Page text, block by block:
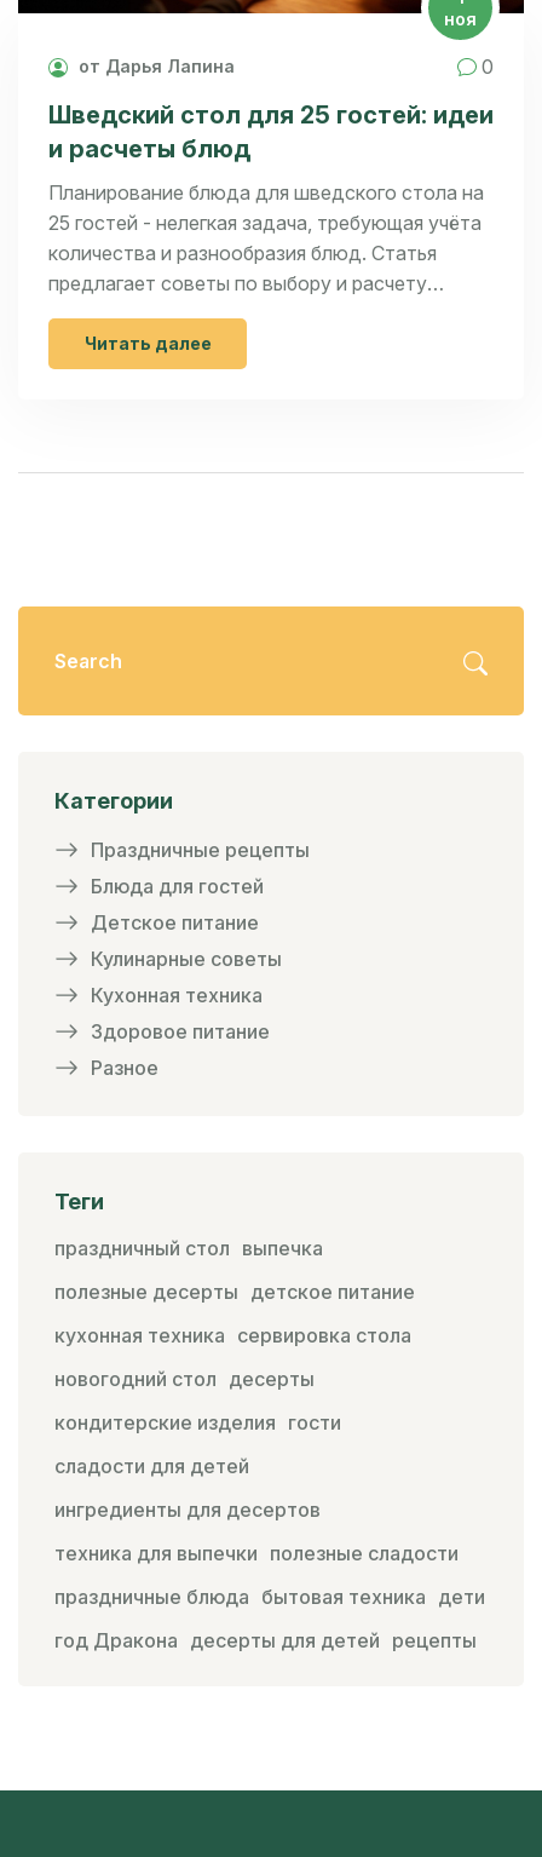
ноя
от Дарья Лапина 0
Шведский стол для 25 гостей: идеи
и расчеты блюд
Планирование блюда для шведского стола на
25 гостей - нелегкая задача, требующая учёта
количества и разнообразия блюд. Статья
предлагает советы по выбору и расчету
ингредиентов, а также идеи для создания
разнообразного и аппетитного меню. Вы
узнаете, как сбалансировать мясные, овощные
Читать далее
Категории
Праздничные рецепты
Блюда для гостей
Детское питание
Кулинарные советы
Кухонная техника
Здоровое питание
Разное
Теги
праздничный стол выпечка
полезные десерты детское питание
кухонная техника сервировка стола
новогодний стол десерты
кондитерские изделия гости
сладости для детей
ингредиенты для десертов
техника для выпечки полезные сладости
праздничные блюда бытовая техника дети
год Дракона десерты для детей рецепты